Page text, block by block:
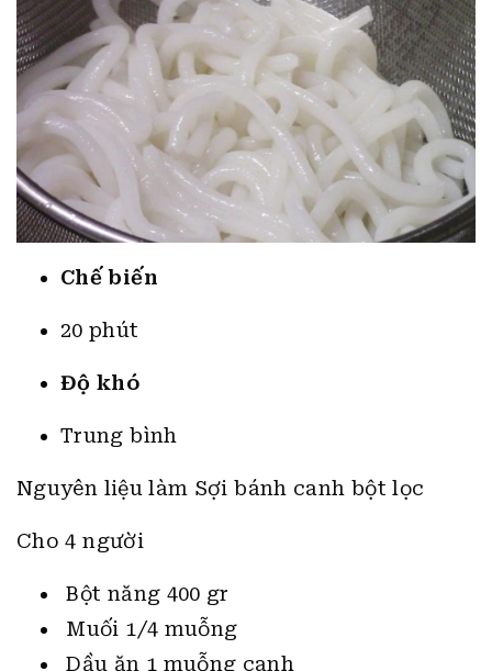
Chế biến
20 phút
Độ khó
Trung bình
Nguyên liệu làm Sợi bánh canh bột lọc
Cho 4 người
Bột năng 400 gr
Dầu ăn 1 muỗng canh
Nước nóng 200 ml
Mẹo
: nếu muốn sợi bánh canh dẻo hơn,